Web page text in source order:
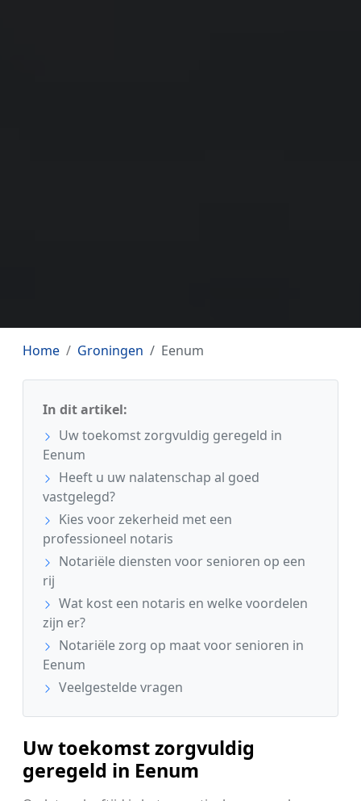
Home Groningen Eenum
In dit artikel:
Uw toekomst zorgvuldig geregeld in
Eenum
Heeft u uw nalatenschap al goed
vastgelegd?
Kies voor zekerheid met een
professioneel notaris
Notariële diensten voor senioren op een
rij
Wat kost een notaris en welke voordelen
zijn er?
Notariële zorg op maat voor senioren in
Eenum
Veelgestelde vragen
Uw toekomst zorgvuldig
geregeld in Eenum